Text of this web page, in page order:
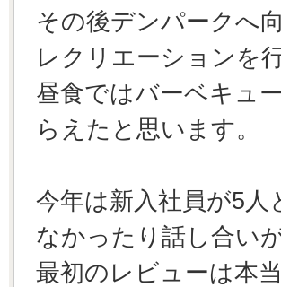
その後デンパークへ
レクリエーションを行
昼食ではバーベキュ
らえたと思います。
今年は新入社員が5
なかったり話し合い
最初のレビューは本